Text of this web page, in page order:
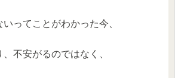
ってことがわかった今、
不安がるのではなく、